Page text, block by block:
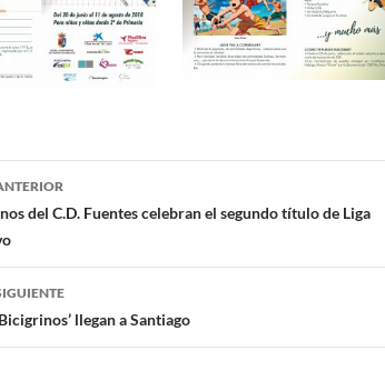
del C.D. Fuentes celebran el segundo título de Liga
llegan a Santiago